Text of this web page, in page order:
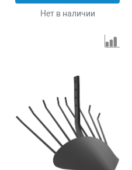
Нет в наличии